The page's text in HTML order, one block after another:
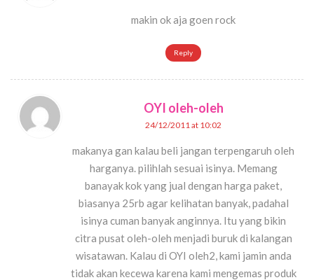
makin ok aja goen rock
Reply
OYI oleh-oleh
24/12/2011 at 10:02
makanya gan kalau beli jangan terpengaruh oleh
harganya. pilihlah sesuai isinya. Memang
banayak kok yang jual dengan harga paket,
biasanya 25rb agar kelihatan banyak, padahal
isinya cuman banyak anginnya. Itu yang bikin
citra pusat oleh-oleh menjadi buruk di kalangan
wisatawan. Kalau di OYI oleh2, kami jamin anda
tidak akan kecewa karena kami mengemas produk